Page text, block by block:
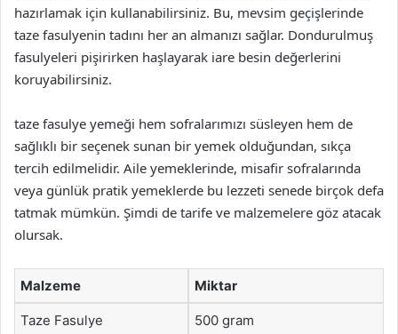
hazırlamak için kullanabilirsiniz. Bu, mevsim geçişlerinde
taze fasulyenin tadını her an almanızı sağlar. Dondurulmuş
fasulyeleri pişirirken haşlayarak iare besin değerlerini
koruyabilirsiniz.
taze fasulye yemeği hem sofralarımızı süsleyen hem de
sağlıklı bir seçenek sunan bir yemek olduğundan, sıkça
tercih edilmelidir. Aile yemeklerinde, misafir sofralarında
veya günlük pratik yemeklerde bu lezzeti senede birçok defa
tatmak mümkün. Şimdi de tarife ve malzemelere göz atacak
olursak.
Malzeme Miktar
Taze Fasulye 500 gram